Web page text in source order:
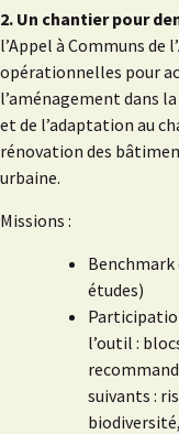
2. Un chantier pour
l’Appel à Communs de
opérationnelles pour
l’aménagement dans
et de l’adaptation au
rénovation des
urbaine.
Missions :
Benchmark
études)
l’outil :
suivants :